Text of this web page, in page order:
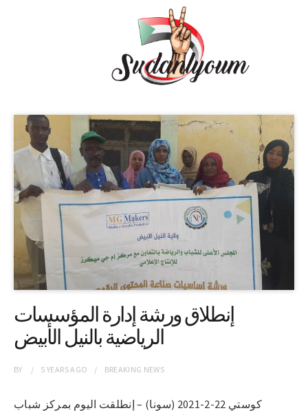
إنطلاق ورشة إدارة المؤسسات
الرياضية بالنيل الأبيض
BY 5 YEARSAGO BREAKING NEWS
كوستي 22-2-2021 (سونا) – إنطلقت اليوم بمركز شباب